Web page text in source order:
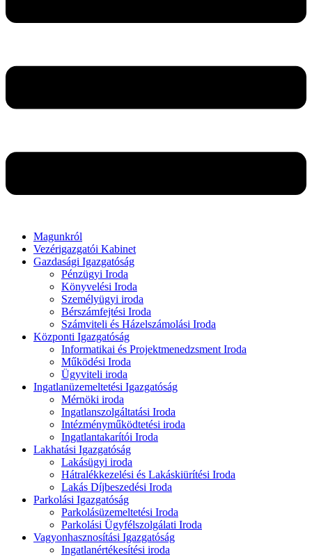
Magunkról
Vezérigazgatói Kabinet
Gazdasági Igazgatóság
Pénzügyi Iroda
Könyvelési Iroda
Személyügyi iroda
Bérszámfejtési Iroda
Számviteli és Házelszámolási Iroda
Központi Igazgatóság
Informatikai és Projektmenedzsment Iroda
Működési Iroda
Ügyviteli iroda
Ingatlanüzemeltetési Igazgatóság
Mérnöki iroda
Ingatlanszolgáltatási Iroda
Intézményműködtetési iroda
Ingatlantakarítói Iroda
Lakhatási Igazgatóság
Lakásügyi iroda
Hátralékkezelési és Lakáskiürítési Iroda
Lakás Díjbeszedési Iroda
Parkolási Igazgatóság
Parkolásüzemeltetési Iroda
Parkolási Ügyfélszolgálati Iroda
Vagyonhasznosítási Igazgatóság
Ingatlanértékesítési iroda